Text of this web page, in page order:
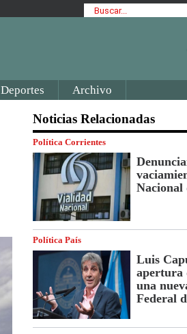
Deportes Archivo
Noticias Relacionadas
Política Corrientes
Nacional
Política País
Luis
apertura
una
Federal